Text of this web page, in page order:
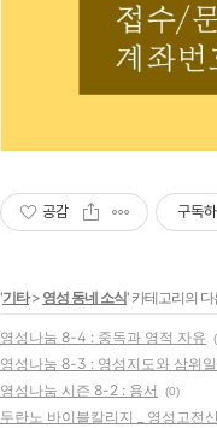
공감 구독하
'기타> 영성 동네 소식' 카테고리의 다
영성나눔 8-4 : 중독과 영적 자유
영성나눔 8-3 : 영성지도와 삼위
영성나눔 시즌 8-2 : 용서 (0)
두란노 바이블칼리지 _ 영성고전